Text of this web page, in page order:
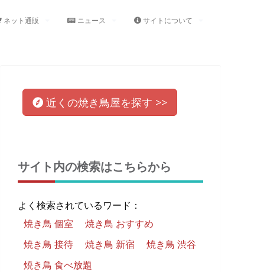
ネット通販 ニュース サイトについて
近くの焼き鳥屋を探す >>
サイト内の検索はこちらから
よく検索されているワード：
焼き鳥 個室
焼き鳥 おすすめ
焼き鳥 接待
焼き鳥 新宿
焼き鳥 渋谷
焼き鳥 食べ放題